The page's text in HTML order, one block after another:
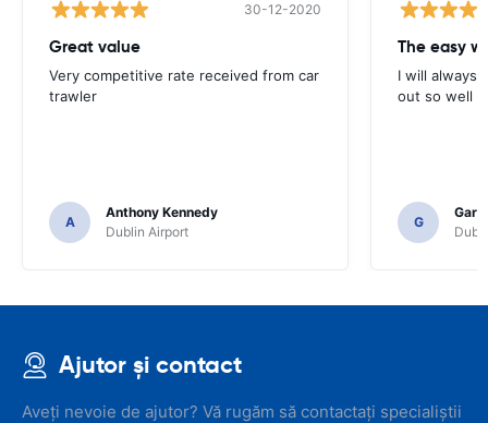
30-12-2020
Great value
Very competitive rate received from car
trawler
A
Anthony Kennedy
Dublin Airport
I will always
out so well
G
Gary
Ajutor și contact
Aveți nevoie de ajutor? Vă rugăm să contactați specialiștii